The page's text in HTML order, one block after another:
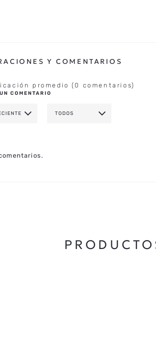
promedio (0 comentarios)
COMENTARIO
TODOS